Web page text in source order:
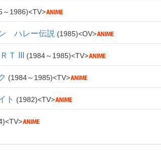
～1986 TV
ハレー伝説 1985 OV
Ｔ III 1984～1985 TV
1984～1985 TV
ト 1982 TV
TV